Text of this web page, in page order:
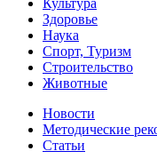
Культура
Здоровье
Наука
Спорт, Туризм
Строительство
Животные
Новости
Методические
Статьи